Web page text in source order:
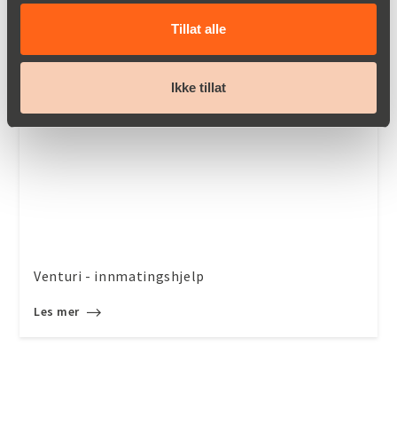
Tillat alle
Ikke tillat
Venturi - innmatingshjelp
Les mer